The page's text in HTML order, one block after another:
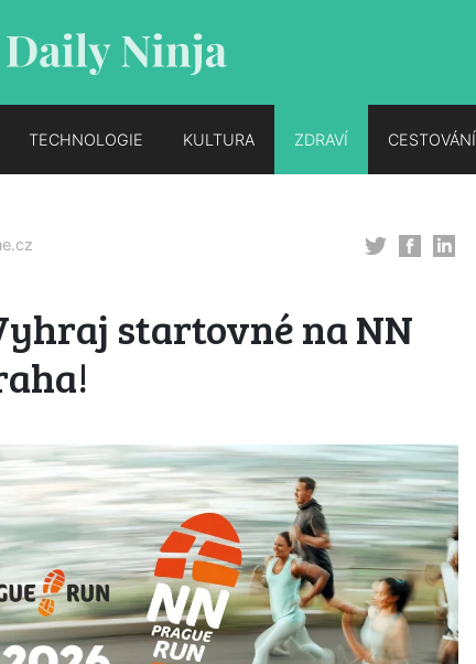
TECHNOLOGIE KULTURA ZDRAVÍ CESTOVÁNÍ
startovné na NN